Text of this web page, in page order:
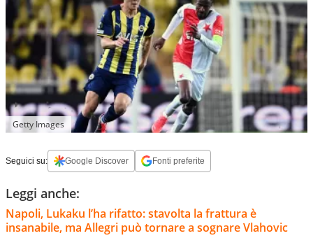
Getty Images
Seguici su: Google Discover Fonti preferite
Leggi anche:
Napoli, Lukaku l’ha rifatto: stavolta la frattura è
insanabile, ma Allegri può tornare a sognare Vlahovic